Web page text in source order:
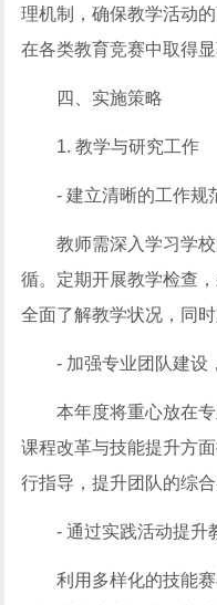
理机制，确保教学活动
在各类教育竞赛中取得
四、实施策略
1. 教学与研究工作
- 建立清晰的工作规
教师需深入学习学
循。定期开展教学检查，
全面了解教学状况，同
- 加强专业团队建设
本年度将重心放在
课程改革与技能提升方
行指导，提升团队的综合
- 通过实践活动提升
利用多样化的技能